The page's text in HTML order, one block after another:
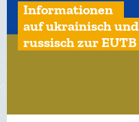
Informationen
auf ukrainisch und
russisch zur EUTB